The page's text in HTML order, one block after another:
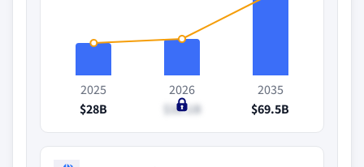
2025
$28B
2026
$31.1B
2035
$69.5B